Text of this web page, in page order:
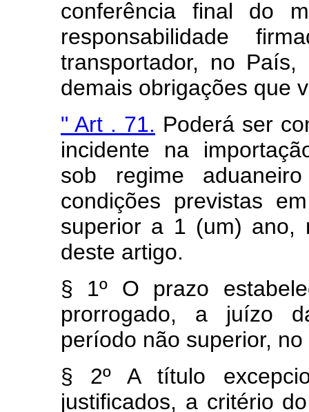
conferência final do
responsabilidade
transportador, no
demais obrigações que
" Art . 71. Poderá ser
incidente na
sob regime
condições previstas
superior a 1 (um) ano,
deste artigo.
§ 1º O prazo
prorrogado, a juízo
período não superior,
§ 2º A título
justificados, a critério